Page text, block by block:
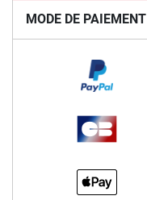
MODE DE PAIEMENT